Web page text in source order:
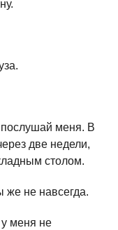
меня. В
две недели,
столом.
же не навсегда.
меня не